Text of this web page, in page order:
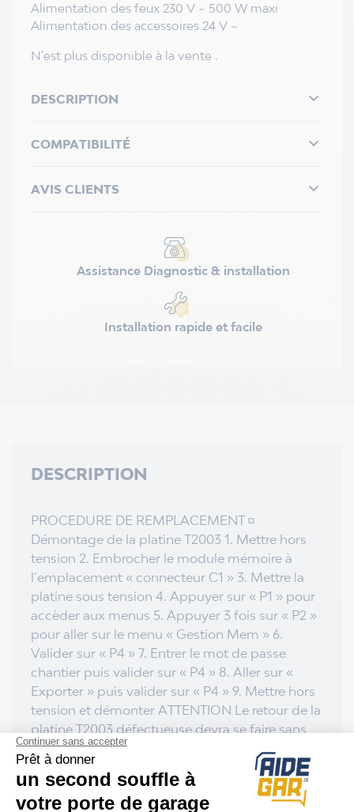
Alimentation des feux 230 V ~ 500 W maxi
Alimentation des accessoires 24 V ~
N'est plus disponible à la vente .
DESCRIPTION 
COMPATIBILITÉ 
AVIS CLIENTS 
Assistance Diagnostic & installation
Installation rapide et facile
DESCRIPTION
PROCEDURE DE REMPLACEMENT ¤
Démontage de la platine T2003 1. Mettre hors
tension 2. Embrocher le module mémoire à
l’emplacement « connecteur C1 » 3. Mettre la
platine sous tension 4. Appuyer sur « P1 » pour
accèder aux menus 5. Appuyer 3 fois sur « P2 »
pour aller sur le menu « Gestion Mem » 6.
Valider sur « P4 » 7. Entrer le mot de passe
chantier puis valider sur « P4 » 8. Aller sur «
Exporter » puis valider sur « P4 » 9. Mettre hors
tension et démonter ATTENTION Le retour de la
platine T2003 défectueuse devra se faire sans
module mémoire, il faut impérativement le
conserver avec soin pour mettre à jour les
informations dans la nouvelle platine. (Les
platines SAV ne comportent pas de module